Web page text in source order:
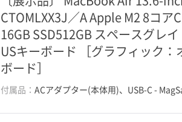
CTOMLXX3J／A Apple M2 8コア
16GB SSD512GB スペースグレ
USキーボード ［グラフィック：
ボード］
付属品：ACアダプター(本体用)、USB-C -